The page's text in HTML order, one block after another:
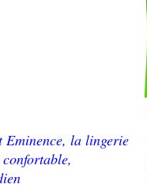
Eminence, la lingerie